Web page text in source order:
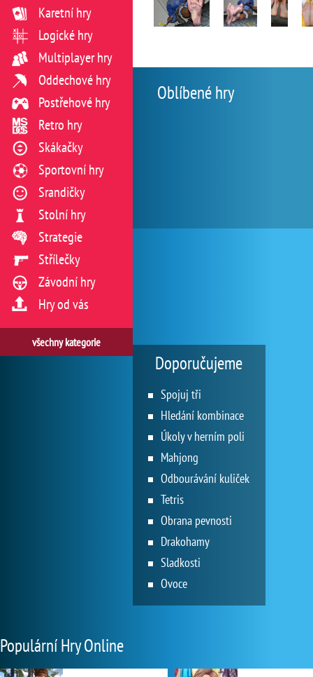
Oblíbené hry
Karetní hry
Logické hry
Multiplayer hry
Oddechové hry
Postřehové hry
Retro hry
Skákačky
Sportovní hry
Srandičky
Stolní hry
Strategie
Střílečky
Závodní hry
Hry od vás
všechny kategorie
Doporučujeme
Spojuj tři
Hledání kombinace
Úkoly v herním poli
Mahjong
Odbourávání kuliček
Tetris
Obrana pevnosti
Drakohamy
Sladkosti
Ovoce
Populární Hry Online